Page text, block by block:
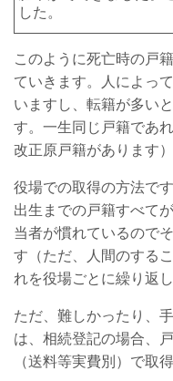
した。
このように死亡時の戸
ていきます。人によっ
いますし、転籍が多い
す。一生同じ戸籍であ
改正原戸籍があります）
役場での取得の方法で
出生までの戸籍すべて
当者が慣れているので
す（ただ、人間のする
れを役場ごとに繰り返し
ただ、難しかったり、
は、相続登記の場合、
（送料等実費別）で取